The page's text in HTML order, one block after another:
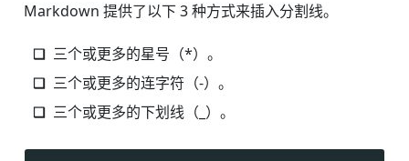
Markdown 提供了以下 3 种方式来插入分割线。
三个或更多的星号（*）。
三个或更多的连字符（-）。
三个或更多的下划线（_）。